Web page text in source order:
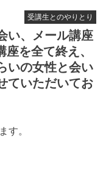
受講生とのやりとり
い、メール講座
を全て終え、
いの女性と会い
ていただいてお
す。